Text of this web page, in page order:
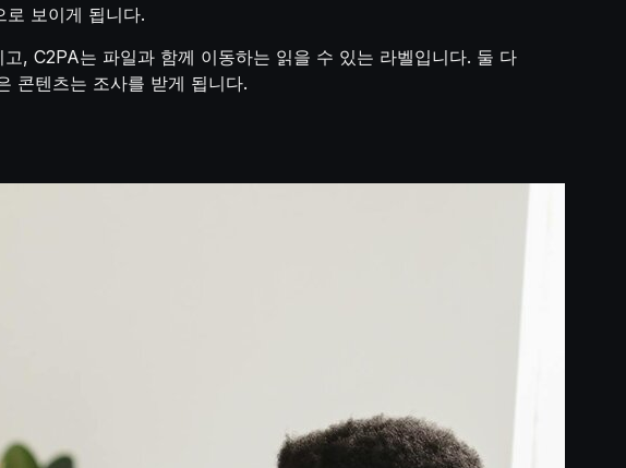
보이게 됩니다.
, C2PA는 파일과 함께 이동하는 읽을 수 있는 라벨입니다. 둘 다
콘텐츠는 조사를 받게 됩니다.